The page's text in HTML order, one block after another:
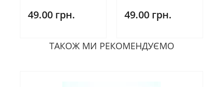
49.00 грн. 49.00 грн.
ТАКОЖ МИ РЕКОМЕНДУЄМО